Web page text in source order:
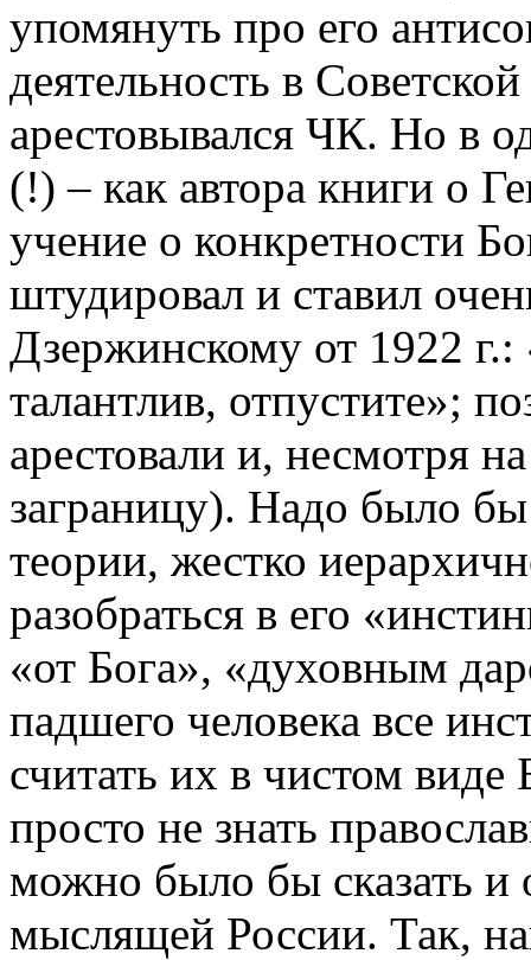
упомянуть про его
деятельность в
арестовывался ЧК. Но в
(!) – как автора книги о
учение о конкретности
штудировал и ставил
Дзержинскому от 1922 г.:
талантлив, отпустите»;
арестовали и, несмотря
заграницу). Надо было
теории, жестко
разобраться в его
«от Бога», «духовным
падшего человека все
считать их в чистом
просто не знать
можно было бы сказать и
мыслящей России. Так,